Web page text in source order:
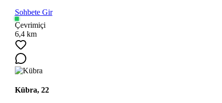
Sohbete Gir
Çevrimiçi
6,4 km
Kübra, 22